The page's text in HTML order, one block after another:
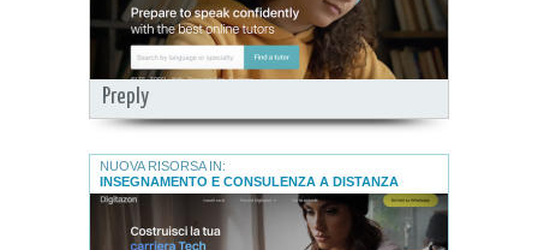
Preply
NUOVA RISORSA IN:
INSEGNAMENTO E CONSULENZA A DISTANZA